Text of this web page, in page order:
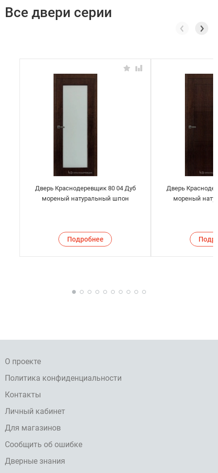
Все двери серии
Дверь Краснодеревщик 80 04 Дуб
мореный натуральный шпон
Подробнее
Дверь
мореный
О проекте
Политика конфиденциальности
Контакты
Личный кабинет
Для магазинов
Сообщить об ошибке
Дверные знания